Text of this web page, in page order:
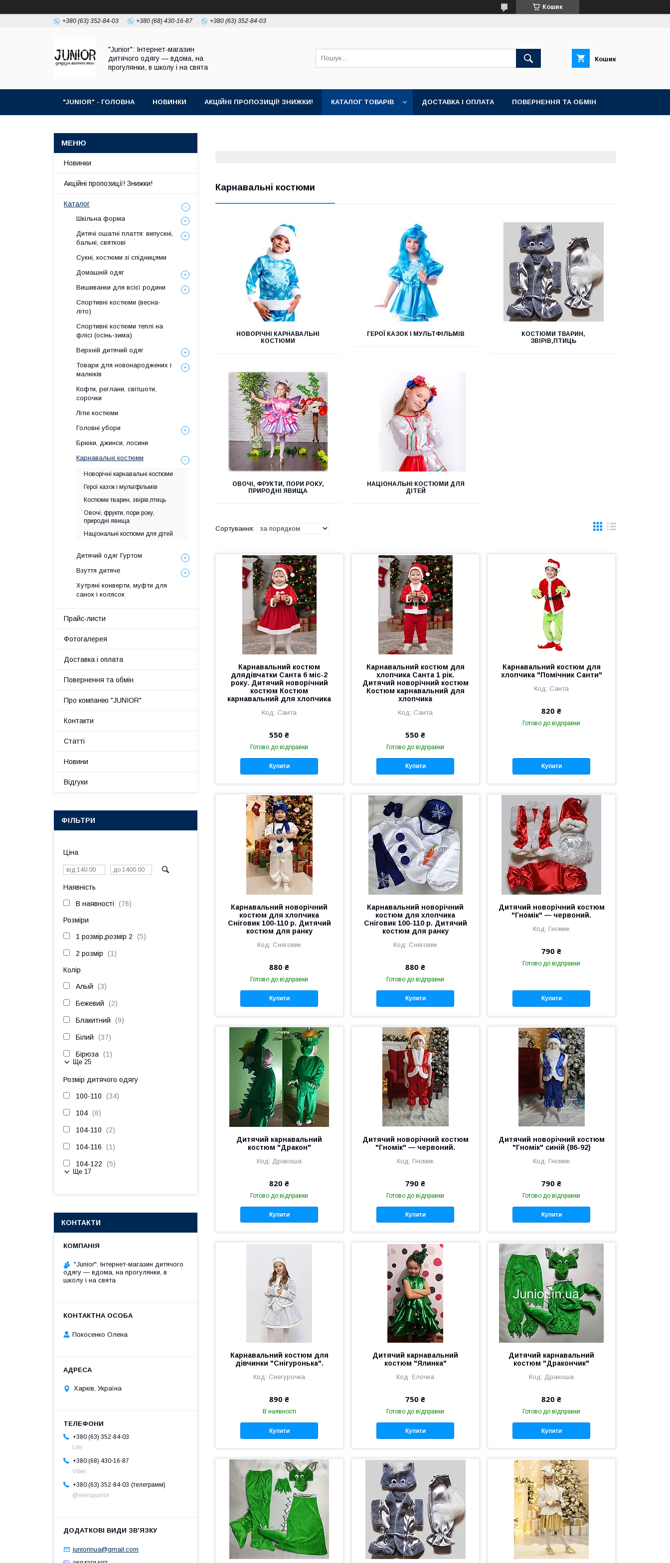
Кошик
+380 (63) 352-84-03 +380 (68) 430-16-87 +380 (63) 352-84-03
"Junior": Інтернет-магазин
дитячого одягу — вдома, на
прогулянки, в школу і на свята
Кошик
"JUNIOR" - ГОЛОВНА НОВИНКИ АКЦІЙНІ ПРОПОЗИЦІЇ! ЗНИЖКИ! КАТАЛОГ ТОВАРІВ ДОСТАВКА І ОПЛАТА ПОВЕРНЕННЯ ТА ОБМІН
Карнавальні костюми
НОВОРІЧНІ КАРНАВАЛЬНІ
КОСТЮМИ
ГЕРОЇ КАЗОК І МУЛЬТФІЛЬМІВ
КОСТЮМИ ТВАРИН,
ЗВІРІВ,ПТИЦЬ
ОВОЧІ, ФРУКТИ, ПОРИ РОКУ,
ПРИРОДНІ ЯВИЩА
НАЦІОНАЛЬНІ КОСТЮМИ ДЛЯ
ДІТЕЙ
Карнавальний костюм
длядівчатки Санта 6 міс-2
року. Дитячий новорічний
костюм Костюм
карнавальний для хлопчика
Санта
550 ₴
Готово до відправки
Купити
Карнавальний костюм для
хлопчика Санта 1 рік.
Дитячий новорічний костюм
Костюм карнавальний для
хлопчика
Санта
550 ₴
Готово до відправки
Купити
Карнавальний костюм для
хлопчика "Помічник Санти"
Санта
820 ₴
Готово до відправки
Купити
Карнавальний новорічний
костюм для хлопчика
Сніговик 100-110 р. Дитячий
костюм для ранку
Снеговик
880 ₴
Готово до відправки
Купити
Карнавальний новорічний
костюм для хлопчика
Сніговик 100-110 р. Дитячий
костюм для ранку
Снеговик
880 ₴
Готово до відправки
Купити
Дитячий новорічний костюм
"Гномік" — червоний.
Гномик
790 ₴
Готово до відправки
Купити
Дитячий карнавальний
костюм "Дракон"
Дракоша
820 ₴
Готово до відправки
Купити
Дитячий новорічний костюм
"Гномік" — червоний.
Гномик
790 ₴
Готово до відправки
Купити
Дитячий новорічний костюм
"Гномік" синій (86-92)
Гномик
790 ₴
Готово до відправки
Купити
Карнавальний костюм для
дівчинки "Снігуронька".
Снегурочка
890 ₴
В наявності
Купити
Дитячий карнавальний
костюм "Ялинка"
Елочка
750 ₴
Готово до відправки
Купити
Дитячий карнавальний
костюм "Дракончик"
Дракоша
820 ₴
Готово до відправки
Купити
Новинки
Акційні пропозиції! Знижки!
Каталог
Шкільна форма
Дитячі ошатні плаття: випускні,
бальні, святкові
Сукні, костюми зі спідницями
Домашній одяг
Вишиванки для всієї родини
Спортивні костюми (весна-
літо)
Спортивні костюми теплі на
флiсi (осінь-зима)
Верхній дитячий одяг
Товари для новонароджених і
малюків
Кофти, реглани, світшоти,
сорочки
Літні костюми
Головні убори
Брюки, джинси, лосини
Карнавальні костюми
Новорічні карнавальні костюми
Герої казок і мультфільмів
Костюми тварин, звірів,птиць
Овочі, фрукти, пори року,
природні явища
Національні костюми для дітей
Дитячий одяг Гуртом
Взуття дитяче
Хутряні конверти, муфти для
санок і колясок
Прайс-листи
Фотогалерея
Доставка і оплата
Повернення та обмін
Про компанію "JUNIOR"
Контакти
Статті
Новини
Відгуки
ФІЛЬТРИ
Ціна
Наявність
В наявності 76
Розміри
1 розмір,розмір 2 5
2 розмір 1
Колір
Алый 3
Бежевий 2
Блакитний 9
Білий 37
Бірюза 1
Ще 25
Розмір дитячого одягу
100-110 34
104 6
104-110 2
104-116 1
104-122 5
Ще 17
КОНТАКТИ
"Junior": Інтернет-магазин дитячого
одягу — вдома, на прогулянки, в
школу і на свята
Покосенко Олена
Харків, Україна
+380 (63) 352-84-03
Life
+380 (68) 430-16-87
Viber
+380 (63) 352-84-03
телеграмм
@elenajunior
juniorinua@gmail.com